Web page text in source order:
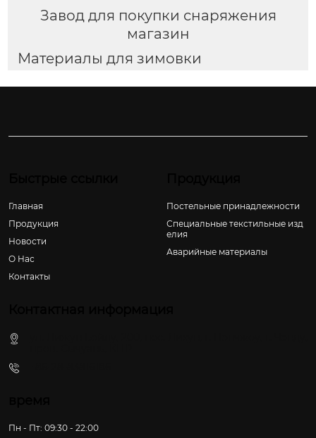
Завод для покупки снаряжения
магазин
Материалы для зимовки
Главная
Продукция
Новости
О Hас
Контакты
Постельные принадлежности
Специальные текстильные изд
елия
Аварийные материалы
Пн - Пт: 09:30 - 22:00